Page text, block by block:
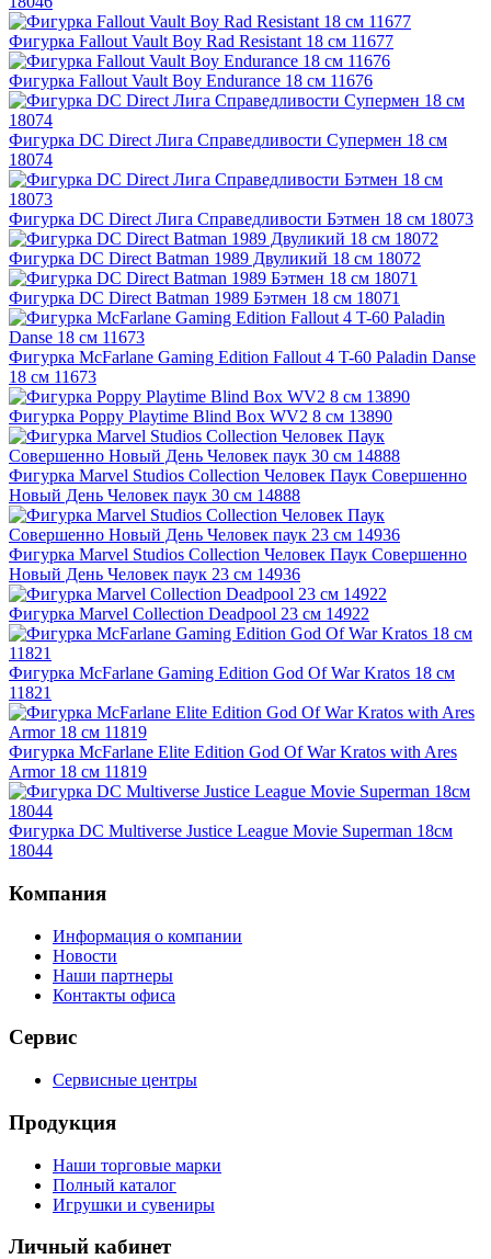
Фигурка Fallout Vault Boy Rad Resistant 18 см 11677
Фигурка Fallout Vault Boy Endurance 18 см 11676
Фигурка DC Direct Лига Справедливости Супермен 18 см
18074
Фигурка DC Direct Лига Справедливости Бэтмен 18 см 18073
Фигурка DC Direct Batman 1989 Двуликий 18 см 18072
Фигурка DC Direct Batman 1989 Бэтмен 18 см 18071
Фигурка McFarlane Gaming Edition Fallout 4 T-60 Paladin Danse
18 см 11673
Фигурка Poppy Playtime Blind Box WV2 8 см 13890
Фигурка Marvel Studios Collection Человек Паук Совершенно
Новый День Человек паук 30 см 14888
Фигурка Marvel Studios Collection Человек Паук Совершенно
Новый День Человек паук 23 см 14936
Фигурка Marvel Collection Deadpool 23 см 14922
Фигурка McFarlane Gaming Edition God Of War Kratos 18 см
11821
Фигурка McFarlane Elite Edition God Of War Kratos with Ares
Armor 18 см 11819
Фигурка DC Multiverse Justice League Movie Superman 18см
18044
Компания
Информация о компании
Новости
Наши партнеры
Контакты офиса
Сервис
Сервисные центры
Продукция
Наши торговые марки
Полный каталог
Игрушки и сувениры
Личный кабинет